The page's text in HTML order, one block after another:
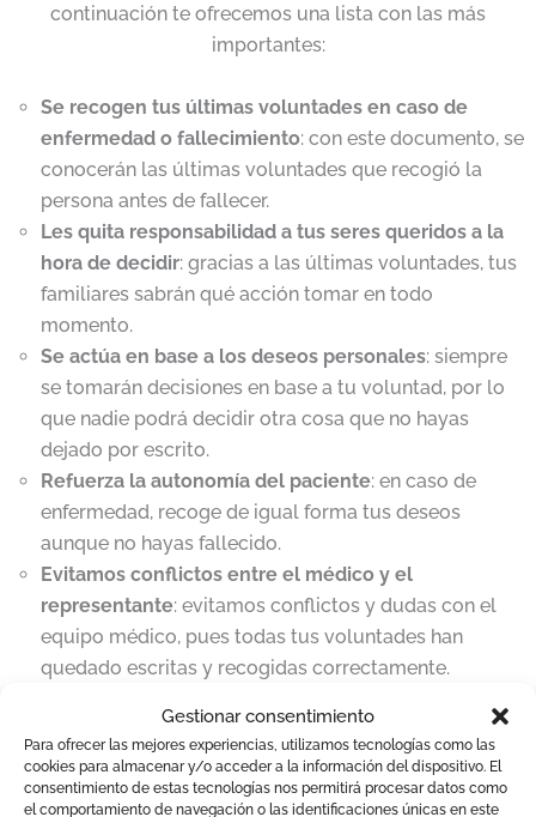
Gestionar consentimiento
Para ofrecer las mejores experiencias, utilizamos tecnologías como las
cookies para almacenar y/o acceder a la información del dispositivo. El
consentimiento de estas tecnologías nos permitirá procesar datos como
el comportamiento de navegación o las identificaciones únicas en este
continuación te ofrecemos una lista con las más
importantes:
Se recogen tus últimas voluntades en caso de
enfermedad o fallecimiento: con este documento, se
conocerán las últimas voluntades que recogió la
persona antes de fallecer.
Les quita responsabilidad a tus seres queridos a la
hora de decidir: gracias a las últimas voluntades, tus
familiares sabrán qué acción tomar en todo
momento.
Se actúa en base a los deseos personales: siempre
se tomarán decisiones en base a tu voluntad, por lo
que nadie podrá decidir otra cosa que no hayas
dejado por escrito.
Refuerza la autonomía del paciente: en caso de
enfermedad, recoge de igual forma tus deseos
aunque no hayas fallecido.
Evitamos conflictos entre el médico y el
representante: evitamos conflictos y dudas con el
equipo médico, pues todas tus voluntades han
quedado escritas y recogidas correctamente.